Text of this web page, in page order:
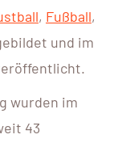
, Fußball,
und im
wurden im
43